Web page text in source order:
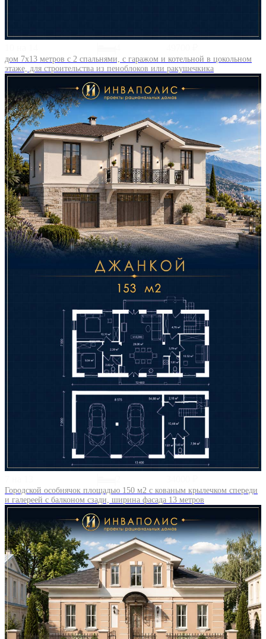
дом 7х13 метров с 2 спальнями, с гаражом и котельной в цокольном
этаже, для строительства из пеноблоков или ракушечкика
Городской особнячок площадью 150 м2 с кованым крылечком спереди
и галереей с балконом сзади, ширина фасада 13 метров